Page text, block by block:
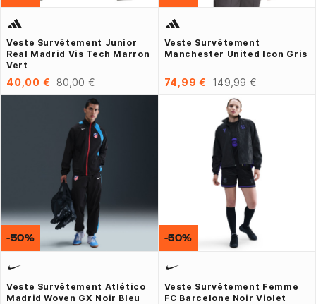
Veste Survêtement Junior
Real Madrid Vis Tech Marron
Vert
40,00 € 80,00 €
Veste Survêtement
Manchester United Icon Gris
74,99 € 149,99 €
Veste Survêtement Atlético
Madrid Woven GX Noir Bleu
-50%
Veste Survêtement Femme
FC Barcelone Noir Violet
-50%